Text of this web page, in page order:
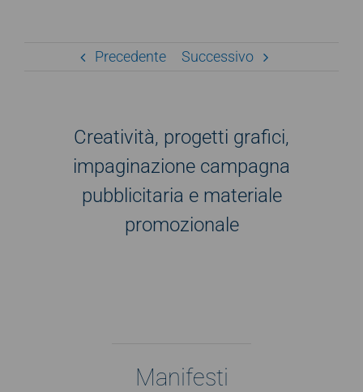
Precedente Successivo
Creatività, progetti grafici,
impaginazione campagna
pubblicitaria e materiale
promozionale
Manifesti